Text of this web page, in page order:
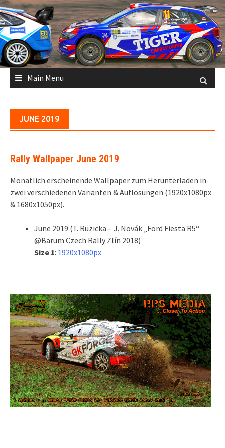
Skip
to
content
Main Menu
JUNE 2019
Rally Wallpaper June 2019
Monatlich erscheinende Wallpaper zum Herunterladen in
zwei verschiedenen Varianten & Auflösungen (1920x1080px
& 1680x1050px).
June 2019 (T. Ruzicka – J. Novák „Ford Fiesta R5“
@Barum Czech Rally Zlín 2018)
Size 1: 1920x1080px